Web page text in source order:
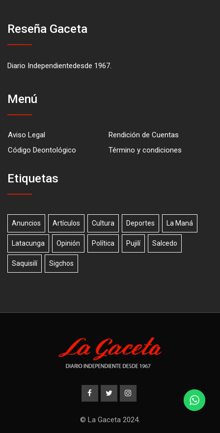
Reseña Gaceta
Diario Independientedesde 1967.
Menú
Aviso Legal
Rendición de Cuentas
Código Deontológico
Término y condiciones
Etiquetas
Anuncios Artículos Cultura Deportes La Maná
Latacunga Opinión Política Pujilí Salcedo
Saquisilí Sigchos
© La Gaceta 2024.